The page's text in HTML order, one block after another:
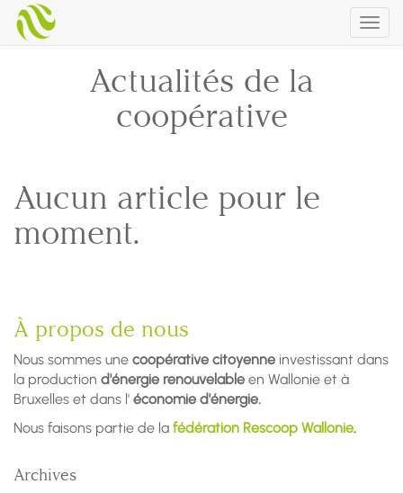
Actualités de la
coopérative
Aucun article pour le
moment.
À propos de nous
Nous sommes une coopérative citoyenne investissant dans
la production d'énergie renouvelable en Wallonie et à
Bruxelles et dans l' économie d'énergie.
Nous faisons partie de la fédération Rescoop Wallonie.
Archives